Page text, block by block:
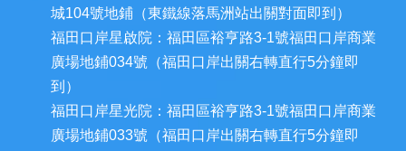
城104號地鋪（東鐵線落馬洲站出關對面即到）
福田口岸星啟院：福田區裕亨路3-1號福田口岸商業
廣場地鋪034號（福田口岸出關右轉直行5分鐘即
到）
福田口岸星光院：福田區裕亨路3-1號福田口岸商業
廣場地鋪033號（福田口岸出關右轉直行5分鐘即